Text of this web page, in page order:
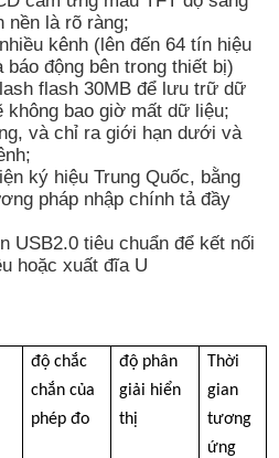
hạt nhân
xạ hạt nhân
quyển
nền là rõ ràng;
kênh (lên đến 64 tín hiệu
động bên trong thiết bị)
flash 30MB để lưu trữ dữ
bao giờ mất dữ liệu;
và chỉ ra giới hạn dưới và
ký hiệu Trung Quốc, bằng
pháp nhập chính tả đầy
USB2.0 tiêu chuẩn để kết nối
hoặc xuất đĩa U
độ chắc
chắn của
phép đo
độ phân
giải hiển
thị
Thời
gian
tương
ứng